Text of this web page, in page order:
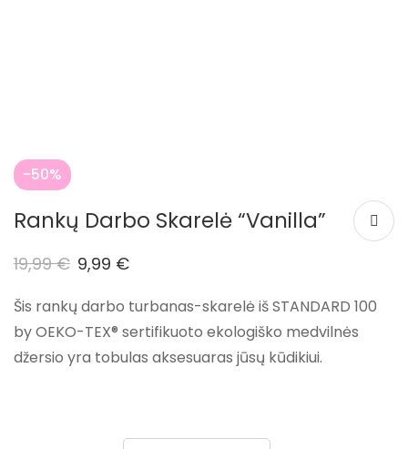
-50%
Rankų Darbo Skarelė “Vanilla”
19,99€ 9,99 €
Šis rankų darbo turbanas-skarelė iš STANDARD 100
by OEKO-TEX® sertifikuoto ekologiško medvilnės
džersio yra tobulas aksesuaras jūsų kūdikiui.